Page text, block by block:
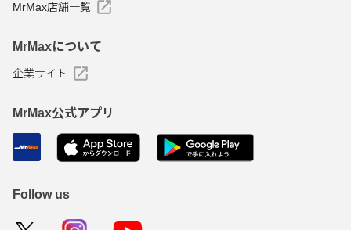
MrMax店舗一覧
MrMaxについて
企業サイト
MrMax公式アプリ
Follow us